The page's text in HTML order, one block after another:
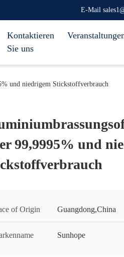
E-Mail
Kontaktieren
Sie uns
und niedrigem Stickstoffverbrauch
99,9995% und
of Origin Guangdong,China
Sunhope